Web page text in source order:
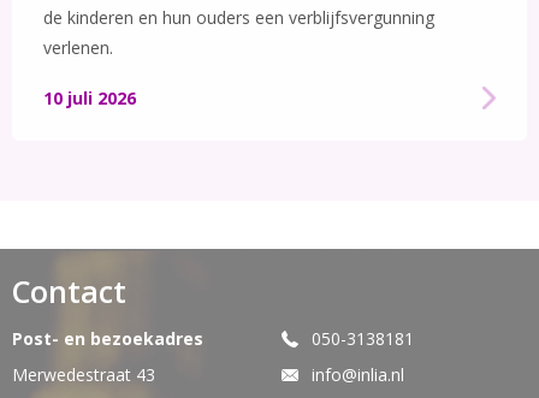
de kinderen en hun ouders een verblijfsvergunning
verlenen.
10 juli 2026
Contact
Post- en bezoekadres
Merwedestraat 43
050-3138181
info@inlia.nl